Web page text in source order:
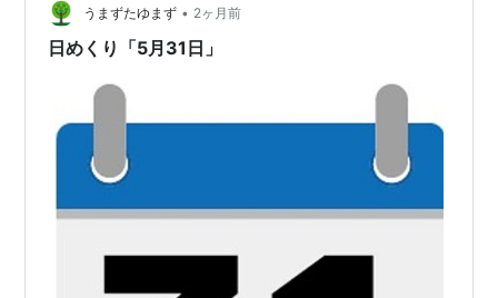
お願いしてみるのもいいかもしれません ランキング参…
うまずたゆまず • 2ヶ月前
日めくり「5月31日」